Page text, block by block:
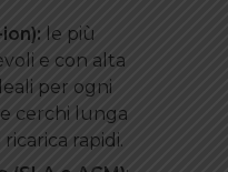
le più
e con alta
per ogni
cerchi lunga
rapidi.